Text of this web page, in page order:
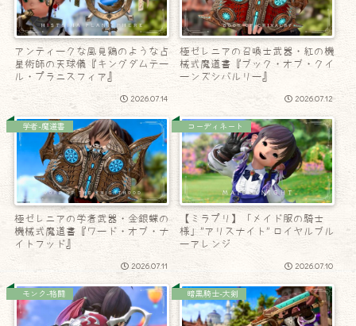
アンティークな風見鶏のような占
星術師の天球儀『キングダムテー
ル・プラニスフィア』
2026.07.14
極ゼレニアの召喚士武器・紅の機
械式魔道書『ブック・オブ・クイ
ーンズシバルリー』
2026.07.12
学者-魔道書
極ゼレニアの学者武器・金銀蝶の
機械式魔道書『ワード・オブ・ナ
イトフッド』
2026.07.11
コーディネート
【ミラプリ】「メイド服の騎士
様」”アリスナイト” ロイヤルブル
ーアレンジ
2026.07.10
モンク-格闘 暗黒騎士-大剣